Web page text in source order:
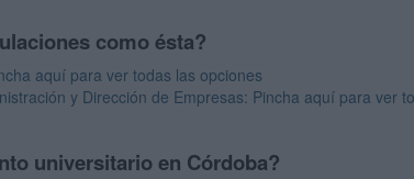
como ésta?
aquí para ver todas las opciones
y Dirección de Empresas: Pincha aquí para ver
universitario en Córdoba?